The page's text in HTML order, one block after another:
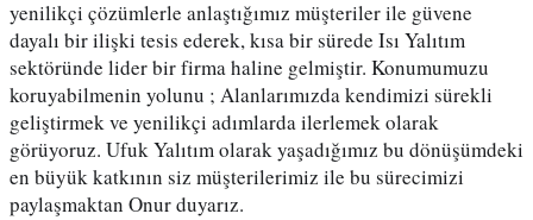
yenilikçi çözümlerle anlaştığımız müşteriler ile güvene
dayalı bir ilişki tesis ederek, kısa bir sürede Isı Yalıtım
sektöründe lider bir firma haline gelmiştir. Konumumuzu
koruyabilmenin yolunu ; Alanlarımızda kendimizi sürekli
geliştirmek ve yenilikçi adımlarda ilerlemek olarak
görüyoruz. Ufuk Yalıtım olarak yaşadığımız bu dönüşümdeki
en büyük katkının siz müşterilerimiz ile bu sürecimizi
paylaşmaktan Onur duyarız.